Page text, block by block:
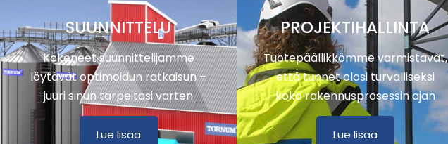
SUUNNITTELU
Kokeneet suunnittelijamme
löytävät optimoidun ratkaisun –
juuri sinun tarpeitasi varten
Lue lisää
PROJEKTIHALLINTA
Tuotepäällikkömme varmistavat,
että tunnet olosi turvalliseksi
koko rakennusprosessin ajan
Lue lisää